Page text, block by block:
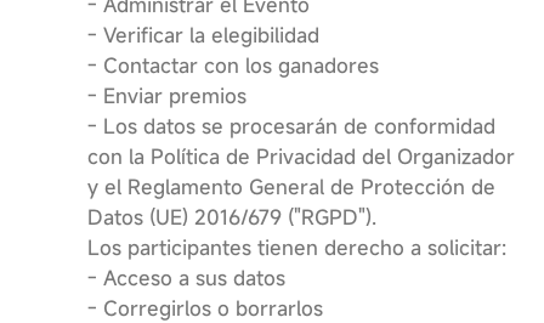
- Verificar la elegibilidad
- Contactar con los ganadores
- Enviar premios
- Los datos se procesarán de conformidad
con la Política de Privacidad del Organizador
y el Reglamento General de Protección de
Datos (UE) 2016/679 ("RGPD").
Los participantes tienen derecho a solicitar:
- Acceso a sus datos
- Corregirlos o borrarlos